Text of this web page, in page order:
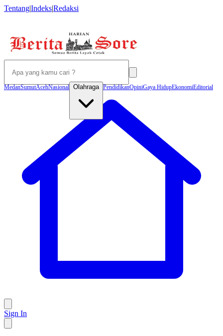
Tentang|Indeks|Redaksi
MedanSumutAcehNasional Olahraga PendidikanOpiniGaya HidupEkonomiEditorial
Sign In